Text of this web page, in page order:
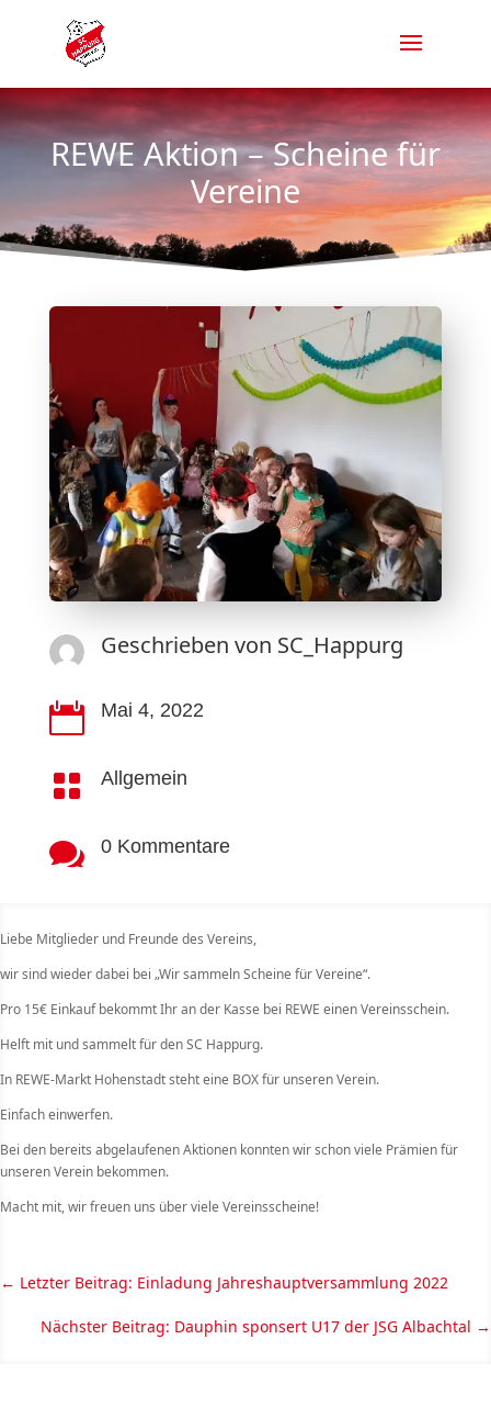
REWE Aktion – Scheine für
Vereine
Geschrieben von SC_Happurg
 Mai 4, 2022
 Allgemein
 0 Kommentare
Liebe Mitglieder und Freunde des Vereins,
wir sind wieder dabei bei „Wir sammeln Scheine für Vereine“.
Pro 15€ Einkauf bekommt Ihr an der Kasse bei REWE einen Vereinsschein.
Helft mit und sammelt für den SC Happurg.
In REWE-Markt Hohenstadt steht eine BOX für unseren Verein.
Einfach einwerfen.
Bei den bereits abgelaufenen Aktionen konnten wir schon viele Prämien für
unseren Verein bekommen.
Macht mit, wir freuen uns über viele Vereinsscheine!
← Letzter Beitrag: Einladung Jahreshauptversammlung 2022
Nächster Beitrag: Dauphin sponsert U17 der JSG Albachtal →